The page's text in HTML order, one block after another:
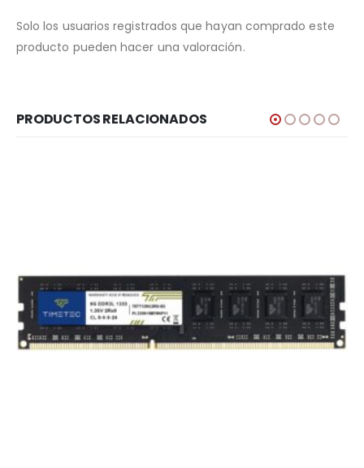
Solo los usuarios registrados que hayan comprado este
producto pueden hacer una valoración.
PRODUCTOS RELACIONADOS